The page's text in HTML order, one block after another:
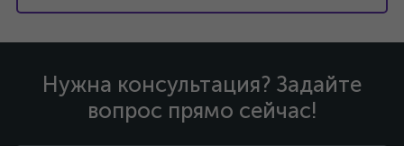
Нужна консультация? Задайте
вопрос прямо сейчас!